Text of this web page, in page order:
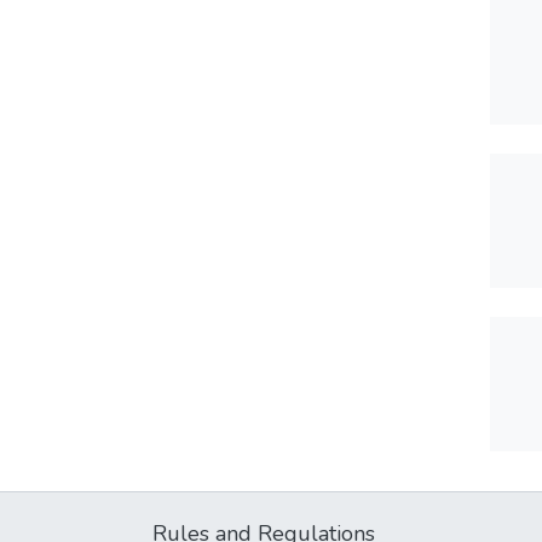
Rules and Regulations